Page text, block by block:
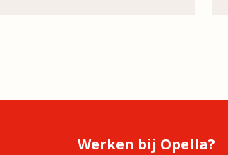
Werken bij Opella?